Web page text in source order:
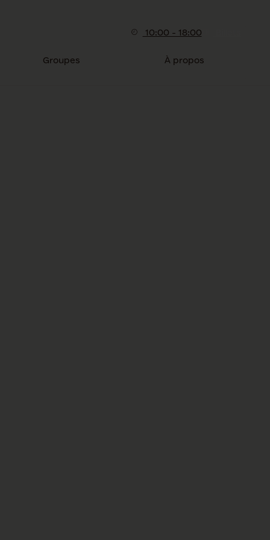
10:00 - 18:00
Groupes À propos